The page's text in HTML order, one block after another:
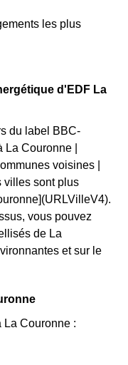
les plus
d'EDF La
du label BBC-
Couronne |
voisines |
villes sont plus
vous pouvez
de La
et sur le
La Couronne :